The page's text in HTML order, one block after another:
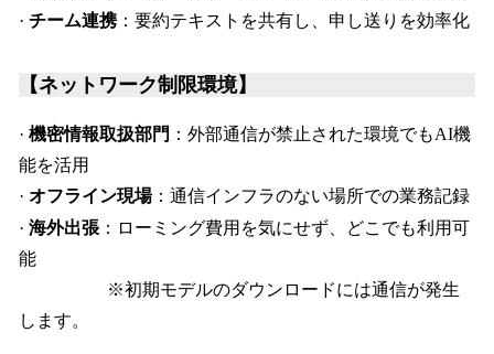
· チーム連携：要約テキストを共有し、申し送りを効率化
【ネットワーク制限環境】
· 機密情報取扱部門 ：外部通信が禁止された環境でもAI機
能を活用
· オフライン現場：通信インフラのない場所での業務記録
· 海外出張 ：ローミング費用を気にせず、どこでも利用可
能
※初期モデルのダウンロードには通信が発生
します。